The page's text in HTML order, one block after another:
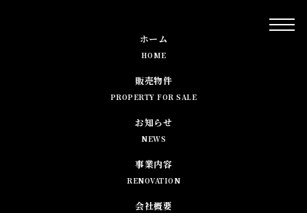
ホーム
HOME
販売物件
PROPERTY FOR SALE
お知らせ
NEWS
事業内容
RENOVATION
会社概要